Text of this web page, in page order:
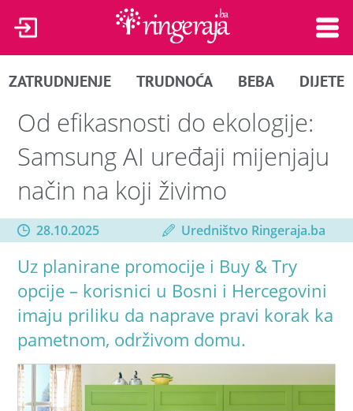
ZATRUDNJENJE TRUDNOĆA BEBA DIJETE
Od efikasnosti do ekologije:
Samsung AI uređaji mijenjaju
način na koji živimo
28.10.2025 Uredništvo Ringeraja.ba
Uz planirane promocije i Buy & Try
opcije – korisnici u Bosni i Hercegovini
imaju priliku da naprave pravi korak ka
pametnom, održivom domu.